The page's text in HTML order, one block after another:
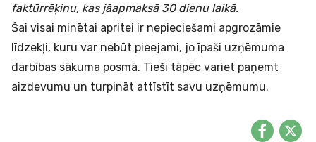
faktūrrēķinu, kas jāapmaksā 30 dienu laikā.
Šai visai minētai apritei ir nepieciešami apgrozāmie
līdzekļi, kuru var nebūt pieejami, jo īpaši uzņēmuma
darbības sākuma posmā. Tieši tāpēc variet paņemt
aizdevumu un turpināt attīstīt savu uzņēmumu.